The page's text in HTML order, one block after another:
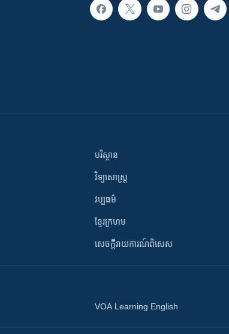
បរិស្ថាន
វិទ្យាសាស្រ្ត
វប្បធម៌
ខ្មែរក្រហម
សេចក្តីរាយការណ៍ពិសេស
VOA Learning English